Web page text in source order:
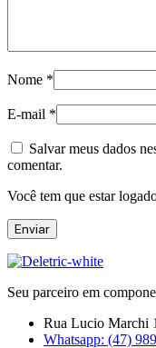
Nome *
E-mail *
Salvar meus dados
comentar.
Você tem que estar
Seu parceiro em
Rua Lucio Marchi
Whatsapp: (47)